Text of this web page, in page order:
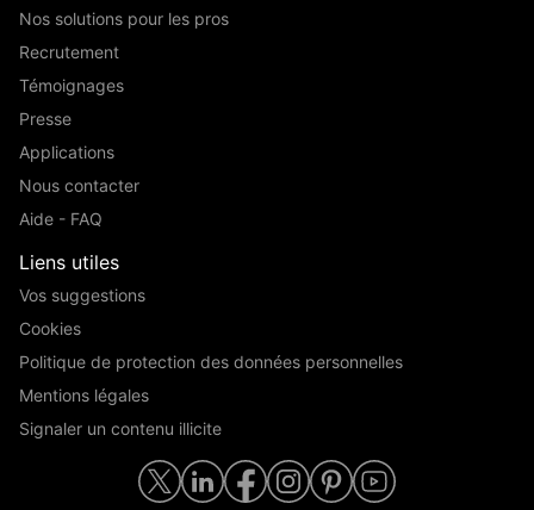
Nos solutions pour les pros
Recrutement
Témoignages
Presse
Applications
Nous contacter
Aide - FAQ
Liens utiles
Vos suggestions
Cookies
Politique de protection des données personnelles
Mentions légales
Signaler un contenu illicite